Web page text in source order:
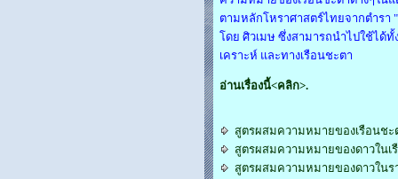
ตามหลักโหราศาสตร์ไทยจากตำรา
โดย ศิวเมษ ซึ่งสามารถนำไปใช้ได้ทั้
เคราะห์ และทางเรือนชะตา
อ่านเรื่องนี้<คลิก>.
สูตรผสมความหมายของเรือนชะ
สูตรผสมความหมายของดาวในเ
สูตรผสมความหมายของดาวในร